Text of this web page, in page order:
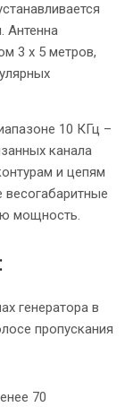
Антенна
3 х 5 метров,
10 КГц –
канала
и цепям
весогабаритные
мощность.
генератора в
пропускания
70